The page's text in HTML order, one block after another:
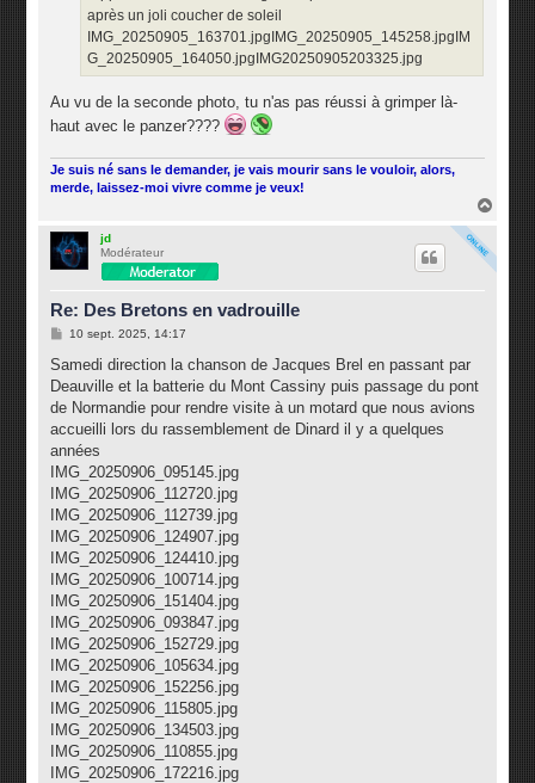
après un joli coucher de soleil
IMG_20250905_163701.jpgIMG_20250905_145258.jpgIM
G_20250905_164050.jpgIMG20250905203325.jpg
Au vu de la seconde photo, tu n'as pas réussi à grimper là-
haut avec le panzer????
Je suis né sans le demander, je vais mourir sans le vouloir, alors,
merde, laissez-moi vivre comme je veux!
t
jd
Modérateur
Re: Des Bretons en vadrouille
M
s
a
g
10 sept. 2025, 14:17
Samedi direction la chanson de Jacques Brel en passant par
Deauville et la batterie du Mont Cassiny puis passage du pont
de Normandie pour rendre visite à un motard que nous avions
accueilli lors du rassemblement de Dinard il y a quelques
années
IMG_20250906_095145.jpg
IMG_20250906_112720.jpg
IMG_20250906_112739.jpg
IMG_20250906_124907.jpg
IMG_20250906_124410.jpg
IMG_20250906_100714.jpg
IMG_20250906_151404.jpg
IMG_20250906_093847.jpg
IMG_20250906_152729.jpg
IMG_20250906_105634.jpg
IMG_20250906_152256.jpg
IMG_20250906_115805.jpg
IMG_20250906_134503.jpg
IMG_20250906_110855.jpg
IMG_20250906_172216.jpg